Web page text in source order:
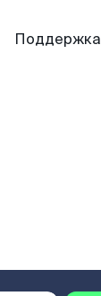
Поддержка